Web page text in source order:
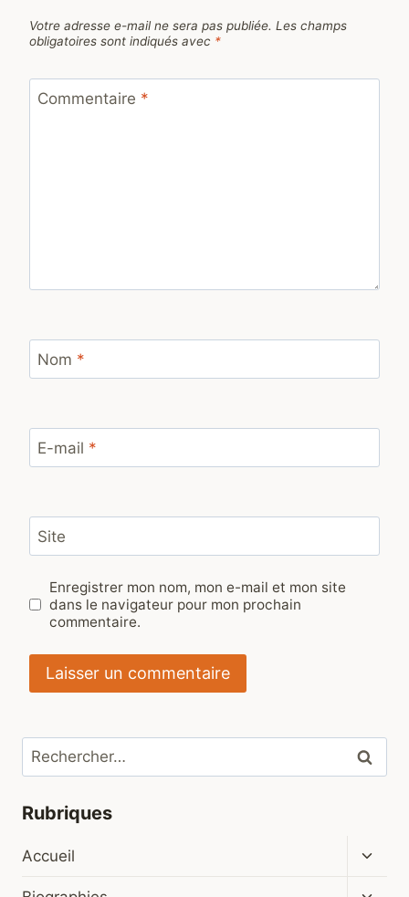
Votre adresse e-mail ne sera pas publiée. Les champs
obligatoires sont indiqués avec *
Commentaire *
Nom *
E-mail *
Site
Enregistrer mon nom, mon e-mail et mon site
dans le navigateur pour mon prochain
commentaire.
Rechercher :
Rubriques
Accueil
menu